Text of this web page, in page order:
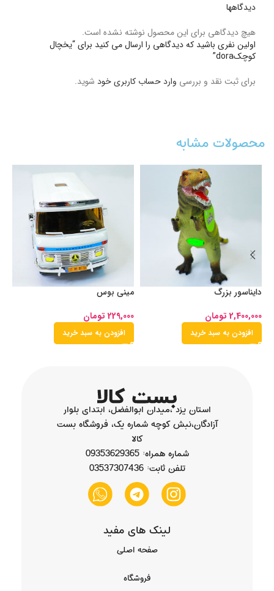
دیدگاهها
هیچ دیدگاهی برای این محصول نوشته نشده است.
اولین نفری باشید که دیدگاهی را ارسال می کنید برای “یخچال
کوچکdora”
برای ثبت نقد و بررسی وارد حساب کاربری خود شوید.
محصولات مشابه
دایناسور بزرگ
2,400,000 تومان
افزودن به سبد خرید
مینی بوس
229,000 تومان
افزودن به سبد خرید
استان یزد ،میدان ابوالفضل، ابتدای بلوار
آزادگان،نبش کوچه شماره یک، فروشگاه بست
کالا
شماره همراه: 09353629365
تلفن ثابت: 03537307436
لینک های مفید
صفحه اصلی
فروشگاه